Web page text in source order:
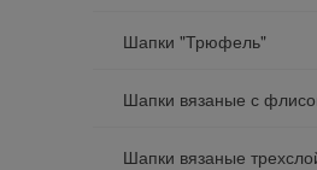
Шапки "Трюфель"
Шапки вязаные с
Шапки вязаные